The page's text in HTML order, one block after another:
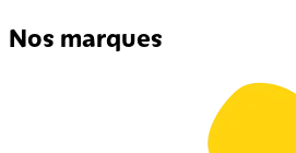
Nos marques